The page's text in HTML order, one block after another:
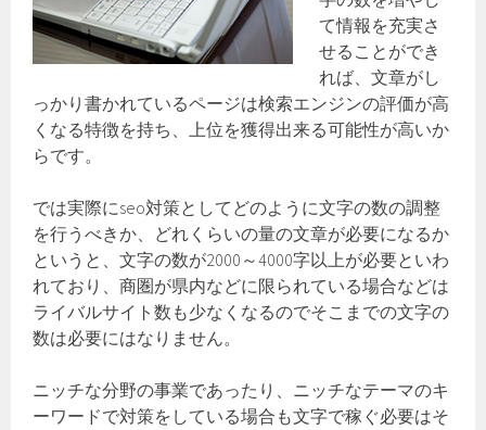
て情報を充実さ
せることができ
れば、文章がし
っかり書かれているページは検索エンジンの評価が高
くなる特徴を持ち、上位を獲得出来る可能性が高いか
らです。
では実際にseo対策としてどのように文字の数の調整
を行うべきか、どれくらいの量の文章が必要になるか
というと、文字の数が2000～4000字以上が必要といわ
れており、商圏が県内などに限られている場合などは
ライバルサイト数も少なくなるのでそこまでの文字の
数は必要にはなりません。
ニッチな分野の事業であったり、ニッチなテーマのキ
ーワードで対策をしている場合も文字で稼ぐ必要はそ